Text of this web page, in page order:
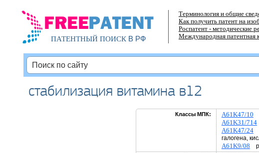
ПАТЕНТНЫЙ ПОИСКВ РФ
Терминология и общие
Как получить патент на
Роспатент - методические
Международная патентная
стабилизация витамина в12
Классы МПК: A61K47/10
A61K31/714
A61K47/24
галогена,
A61K9/08